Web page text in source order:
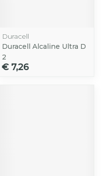
Duracell
Duracell Alcaline Ultra D
2
€ 7,26